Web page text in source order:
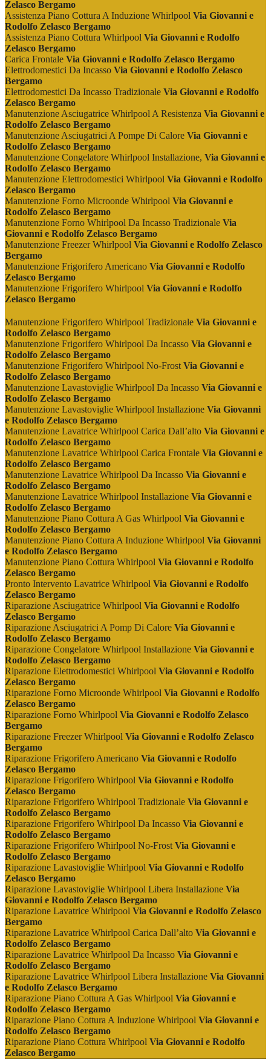
Zelasco Bergamo
Assistenza Piano Cottura A Induzione Whirlpool Via Giovanni e
Rodolfo Zelasco Bergamo
Assistenza Piano Cottura Whirlpool Via Giovanni e Rodolfo
Zelasco Bergamo
Carica Frontale Via Giovanni e Rodolfo Zelasco Bergamo
Elettrodomestici Da Incasso Via Giovanni e Rodolfo Zelasco
Bergamo
Elettrodomestici Da Incasso Tradizionale Via Giovanni e Rodolfo
Zelasco Bergamo
Manutenzione Asciugatrice Whirlpool A Resistenza Via Giovanni e
Rodolfo Zelasco Bergamo
Manutenzione Asciugatrici A Pompe Di Calore Via Giovanni e
Rodolfo Zelasco Bergamo
Manutenzione Congelatore Whirlpool Installazione, Via Giovanni e
Rodolfo Zelasco Bergamo
Manutenzione Elettrodomestici Whirlpool Via Giovanni e Rodolfo
Zelasco Bergamo
Manutenzione Forno Microonde Whirlpool Via Giovanni e
Rodolfo Zelasco Bergamo
Manutenzione Forno Whirlpool Da Incasso Tradizionale Via
Giovanni e Rodolfo Zelasco Bergamo
Manutenzione Freezer Whirlpool Via Giovanni e Rodolfo Zelasco
Bergamo
Manutenzione Frigorifero Americano Via Giovanni e Rodolfo
Zelasco Bergamo
Manutenzione Frigorifero Whirlpool Via Giovanni e Rodolfo
Zelasco Bergamo
Manutenzione Frigorifero Whirlpool Tradizionale Via Giovanni e
Rodolfo Zelasco Bergamo
Manutenzione Frigorifero Whirlpool Da Incasso Via Giovanni e
Rodolfo Zelasco Bergamo
Manutenzione Frigorifero Whirlpool No-Frost Via Giovanni e
Rodolfo Zelasco Bergamo
Manutenzione Lavastoviglie Whirlpool Da Incasso Via Giovanni e
Rodolfo Zelasco Bergamo
Manutenzione Lavastoviglie Whirlpool Installazione Via Giovanni
e Rodolfo Zelasco Bergamo
Manutenzione Lavatrice Whirlpool Carica Dall’alto Via Giovanni e
Rodolfo Zelasco Bergamo
Manutenzione Lavatrice Whirlpool Carica Frontale Via Giovanni e
Rodolfo Zelasco Bergamo
Manutenzione Lavatrice Whirlpool Da Incasso Via Giovanni e
Rodolfo Zelasco Bergamo
Manutenzione Lavatrice Whirlpool Installazione Via Giovanni e
Rodolfo Zelasco Bergamo
Manutenzione Piano Cottura A Gas Whirlpool Via Giovanni e
Rodolfo Zelasco Bergamo
Manutenzione Piano Cottura A Induzione Whirlpool Via Giovanni
e Rodolfo Zelasco Bergamo
Manutenzione Piano Cottura Whirlpool Via Giovanni e Rodolfo
Zelasco Bergamo
Pronto Intervento Lavatrice Whirlpool Via Giovanni e Rodolfo
Zelasco Bergamo
Riparazione Asciugatrice Whirlpool Via Giovanni e Rodolfo
Zelasco Bergamo
Riparazione Asciugatrici A Pomp Di Calore Via Giovanni e
Rodolfo Zelasco Bergamo
Riparazione Congelatore Whirlpool Installazione Via Giovanni e
Rodolfo Zelasco Bergamo
Riparazione Elettrodomestici Whirlpool Via Giovanni e Rodolfo
Zelasco Bergamo
Riparazione Forno Microonde Whirlpool Via Giovanni e Rodolfo
Zelasco Bergamo
Riparazione Forno Whirlpool Via Giovanni e Rodolfo Zelasco
Bergamo
Riparazione Freezer Whirlpool Via Giovanni e Rodolfo Zelasco
Bergamo
Riparazione Frigorifero Americano Via Giovanni e Rodolfo
Zelasco Bergamo
Riparazione Frigorifero Whirlpool Via Giovanni e Rodolfo
Zelasco Bergamo
Riparazione Frigorifero Whirlpool Tradizionale Via Giovanni e
Rodolfo Zelasco Bergamo
Riparazione Frigorifero Whirlpool Da Incasso Via Giovanni e
Rodolfo Zelasco Bergamo
Riparazione Frigorifero Whirlpool No-Frost Via Giovanni e
Rodolfo Zelasco Bergamo
Riparazione Lavastoviglie Whirlpool Via Giovanni e Rodolfo
Zelasco Bergamo
Riparazione Lavastoviglie Whirlpool Libera Installazione Via
Giovanni e Rodolfo Zelasco Bergamo
Riparazione Lavatrice Whirlpool Via Giovanni e Rodolfo Zelasco
Bergamo
Riparazione Lavatrice Whirlpool Carica Dall’alto Via Giovanni e
Rodolfo Zelasco Bergamo
Riparazione Lavatrice Whirlpool Da Incasso Via Giovanni e
Rodolfo Zelasco Bergamo
Riparazione Lavatrice Whirlpool Libera Installazione Via Giovanni
e Rodolfo Zelasco Bergamo
Riparazione Piano Cottura A Gas Whirlpool Via Giovanni e
Rodolfo Zelasco Bergamo
Riparazione Piano Cottura A Induzione Whirlpool Via Giovanni e
Rodolfo Zelasco Bergamo
Riparazione Piano Cottura Whirlpool Via Giovanni e Rodolfo
Zelasco Bergamo